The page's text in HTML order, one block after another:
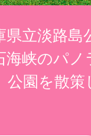
立淡路島
海峡のパ
園を散策